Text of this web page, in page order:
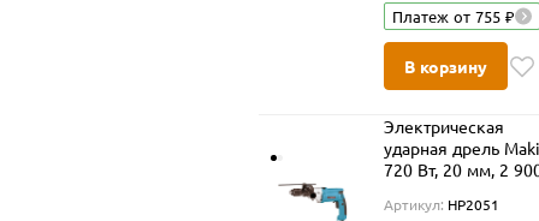
Платеж от 755 ₽
В корзину
Электрическая
ударная дрель
720 Вт, 20 мм, 2
Артикул: HP2051